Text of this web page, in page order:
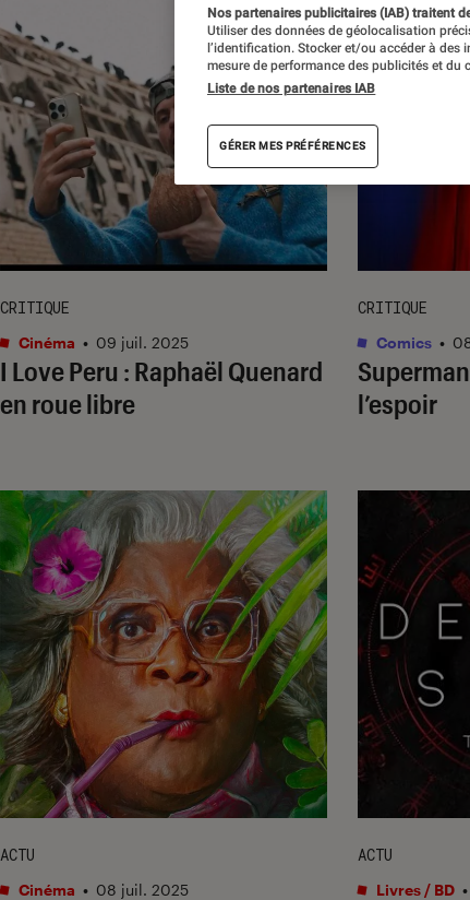
I Love Peru : Raphaël Quenard
en roue libre
CRITIQUE
Cinéma • 09 juil. 2025
Superman
l’espoir
CRITIQUE
Comics •
ACTU
Cinéma • 08 juil. 2025
ACTU
Livres / BD •
Nos partenaires publicitaires (IAB) traitent
Utiliser des données de géolocalisation
l’identification. Stocker et/ou accéder à
mesure de performance des publicités et du
Liste de nos partenaires IAB
GÉRER MES PRÉFÉRENCES